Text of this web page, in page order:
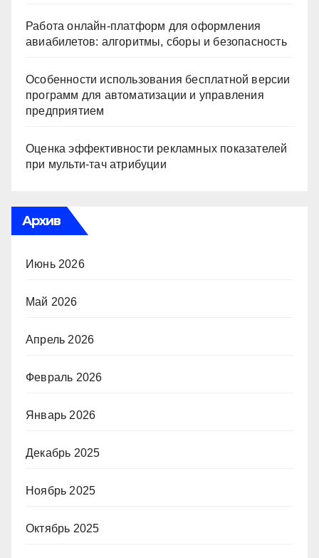
Работа онлайн‑платформ для оформления
авиабилетов: алгоритмы, сборы и безопасность
Особенности использования бесплатной версии
программ для автоматизации и управления
предприятием
Оценка эффективности рекламных показателей
при мульти-тач атрибуции
Архив
Июнь 2026
Май 2026
Апрель 2026
Февраль 2026
Январь 2026
Декабрь 2025
Ноябрь 2025
Октябрь 2025